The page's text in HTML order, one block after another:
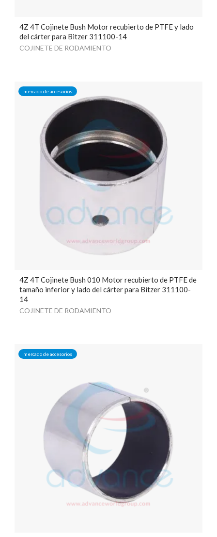
4Z 4T Cojinete Bush Motor recubierto de PTFE y lado
del cárter para Bitzer 311100-14
COJINETE DE RODAMIENTO
mercado de accesorios
4Z 4T Cojinete Bush 010 Motor recubierto de PTFE de
tamaño inferior y lado del cárter para Bitzer 311100-
14
COJINETE DE RODAMIENTO
mercado de accesorios